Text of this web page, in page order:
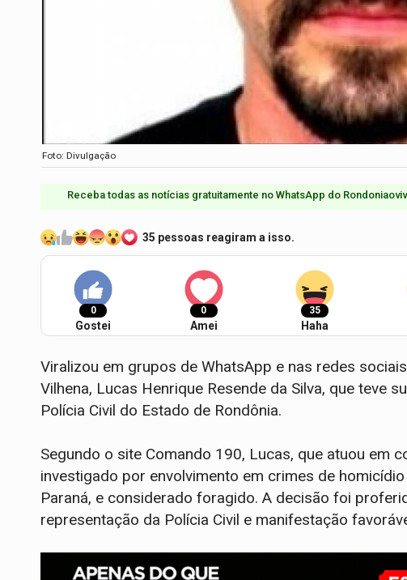
Foto: Divulgação
Receba todas as notícias gratuitamente no WhatsApp do
35 pessoas reagiram a isso.
0
Gostei
0
Amei
35
Haha
Viralizou em grupos de WhatsApp e nas redes
Vilhena, Lucas Henrique Resende da Silva, que teve
Polícia Civil do Estado de Rondônia.
Segundo o site Comando 190, Lucas, que atuou em
investigado por envolvimento em crimes de
Paraná, e considerado foragido. A decisão foi
representação da Polícia Civil e manifestação